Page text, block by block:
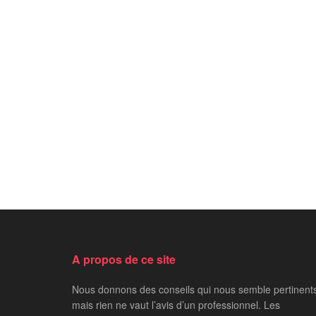
A propos de ce site
Nous donnons des conseils qui nous semble
mais rien ne vaut l’avis d’un professionnel. Les